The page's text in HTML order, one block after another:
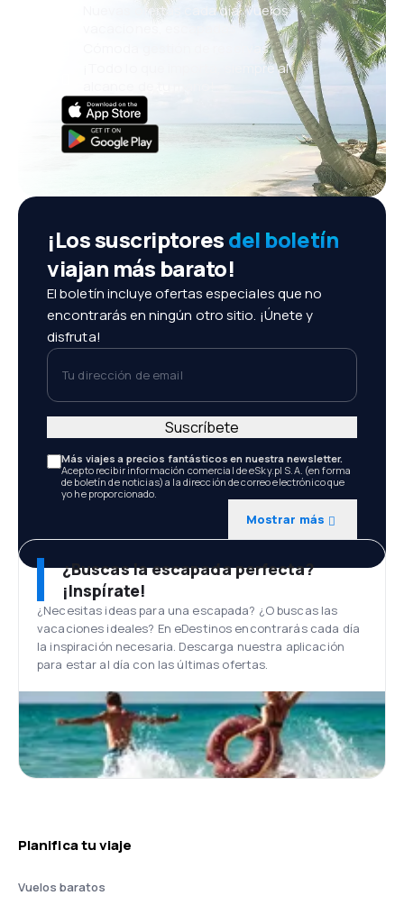
Nuevas ofertas cada día: vuelos,
vacaciones, escapadas
Cómoda gestión de reservas
¡Todo lo que importa, siempre al
¡Los suscriptoresdel boletín
viajan más barato!
El boletín incluye ofertas especiales que no
encontrarás en ningún otro sitio. ¡Únete y
disfruta!
Tu dirección de email
Más viajes a precios fantásticos en nuestra newsletter.
Acepto recibir información comercial de eSky.pl S.A. (en forma
de boletín de noticias) a la dirección de correo electrónico que
yo he proporcionado.
Mostrar más
Suscríbete
¿Buscas la escapada perfecta?
¡Inspírate!
¿Necesitas ideas para una escapada? ¿O buscas las
vacaciones ideales? En eDestinos encontrarás cada día
la inspiración necesaria. Descarga nuestra aplicación
para estar al día con las últimas ofertas.
Planifica tu viaje
Vuelos baratos